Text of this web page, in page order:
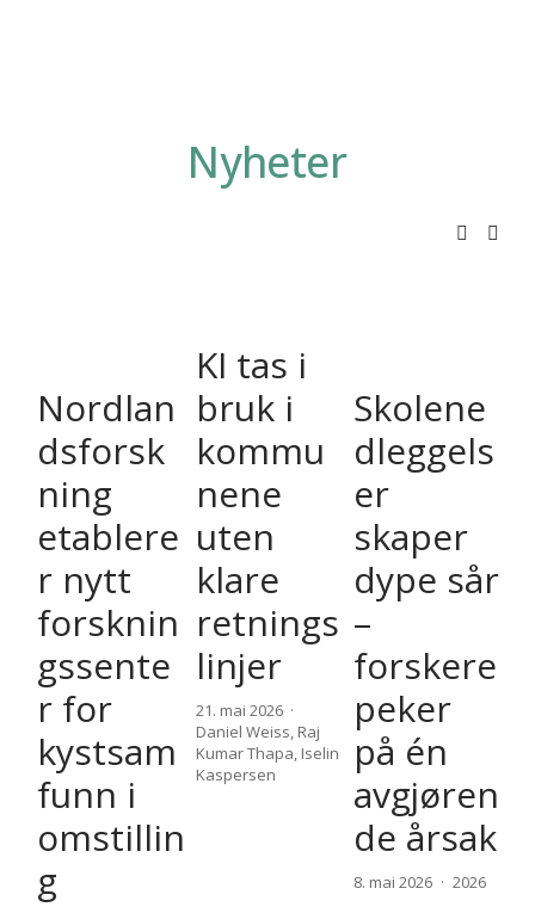
Nyheter
Nordlan
dsforsk
ning
etablere
r nytt
forsknin
gssente
r for
kystsam
funn i
omstillin
g
KI tas i
bruk i
kommu
nene
uten
klare
retnings
linjer
21. mai 2026
Daniel Weiss, Raj
Kumar Thapa, Iselin
Kaspersen
Skolene
dleggels
er
skaper
dype sår
–
forskere
peker
på én
avgjøren
de årsak
8. mai 2026 2026